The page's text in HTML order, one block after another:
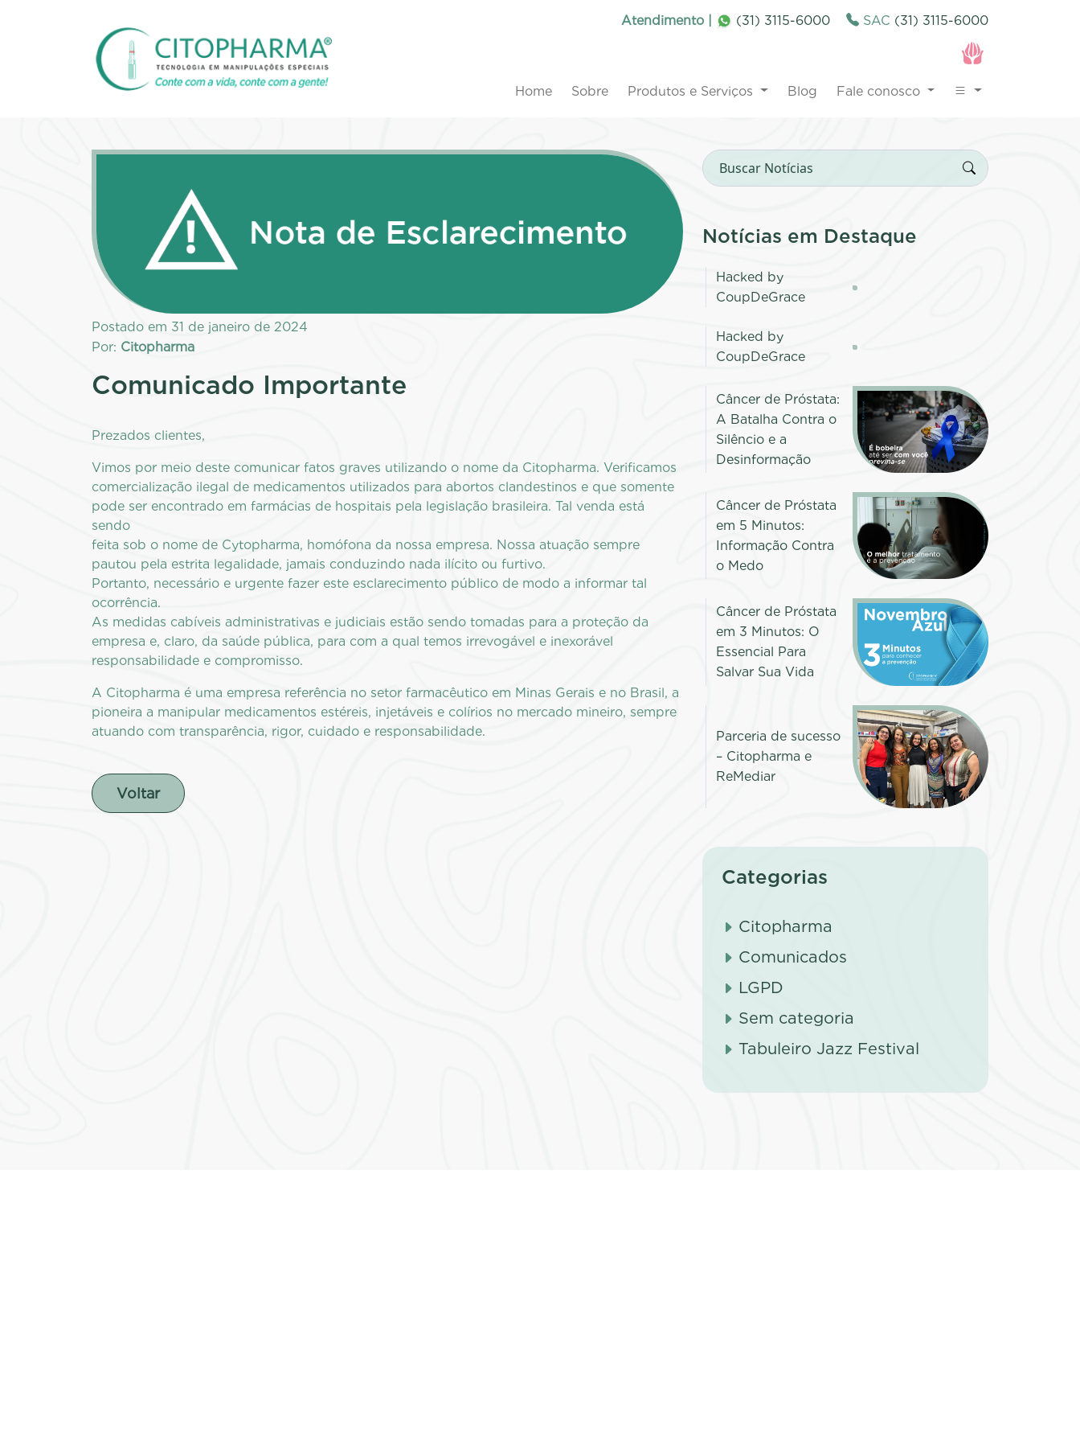
Atendimento | (31) 3115-6000 SAC (31) 3115-6000
Home Sobre Produtos e Serviços Blog Fale conosco
Postado em 31 de janeiro de 2024
Por: Citopharma
Comunicado Importante
Prezados clientes,
Vimos por meio deste comunicar fatos graves utilizando o nome da Citopharma. Verificamos
comercialização ilegal de medicamentos utilizados para abortos clandestinos e que somente
pode ser encontrado em farmácias de hospitais pela legislação brasileira. Tal venda está
sendo
feita sob o nome de Cytopharma, homófona da nossa empresa. Nossa atuação sempre
pautou pela estrita legalidade, jamais conduzindo nada ilícito ou furtivo.
Portanto, necessário e urgente fazer este esclarecimento público de modo a informar tal
ocorrência.
As medidas cabíveis administrativas e judiciais estão sendo tomadas para a proteção da
empresa e, claro, da saúde pública, para com a qual temos irrevogável e inexorável
responsabilidade e compromisso.
A Citopharma é uma empresa referência no setor farmacêutico em Minas Gerais e no Brasil, a
pioneira a manipular medicamentos estéreis, injetáveis e colírios no mercado mineiro, sempre
atuando com transparência, rigor, cuidado e responsabilidade.
Voltar
Notícias em Destaque
Hacked by
CoupDeGrace
Hacked by
CoupDeGrace
Câncer de Próstata:
A Batalha Contra o
Silêncio e a
Desinformação
Câncer de Próstata
em 5 Minutos:
Informação Contra
o Medo
Câncer de Próstata
em 3 Minutos: O
Essencial Para
Salvar Sua Vida
Parceria de sucesso
– Citopharma e
ReMediar
Categorias
Citopharma
Comunicados
LGPD
Sem categoria
Tabuleiro Jazz Festival